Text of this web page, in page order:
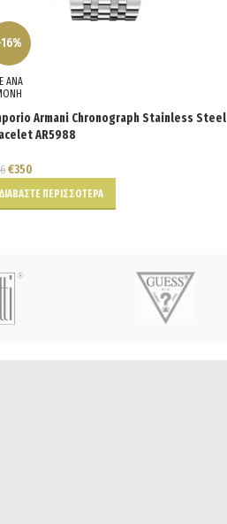
ΑΝΑ
Armani Chronograph Stainless Steel
AR5988
€350
ΔΙΑΒΆΣΤΕ ΠΕΡΙΣΣΌΤΕΡΑ